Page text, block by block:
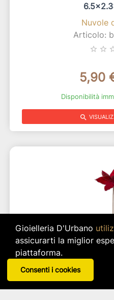
Nuvole
Articolo:
star_border star_border
5,90
Disponibilità
search
Ramo
Gioielleria D'Urbano
assicurarti la miglior
piattaforma.
Consenti i cookies